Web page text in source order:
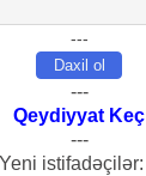
---
---
Qeydiyyat Keç
---
Yeni istifadəçilər: